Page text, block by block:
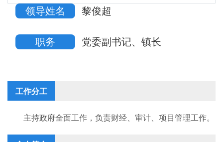
领导姓名 黎俊超
职务 党委副书记、镇长
工作分工
主持政府全面工作，负责财经、审计、项目管理工作。